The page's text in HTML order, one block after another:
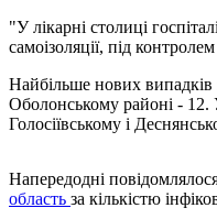
"У лікарні столиці
самоізоляції, під
Найбільше нових
Оболонському районі -
Голосіївському і
Напередодні
область за кількістю